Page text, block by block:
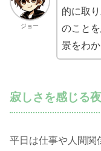
ジョー
的に取
のこと
景をわ
寂しさを感じる
平日は仕事や人間関